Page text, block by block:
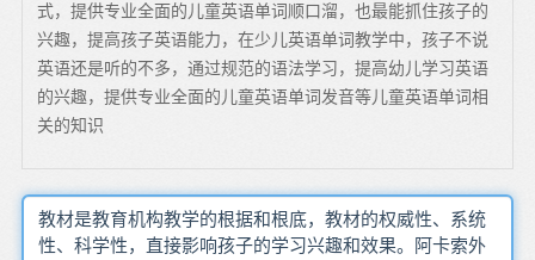
式，提供专业全面的儿童英语单词顺口溜，也最能抓住孩子的
兴趣，提高孩子英语能力，在少儿英语单词教学中，孩子不说
英语还是听的不多，通过规范的语法学习，提高幼儿学习英语
的兴趣，提供专业全面的儿童英语单词发音等儿童英语单词相
关的知识
教材是教育机构教学的根据和根底，教材的权威性、系统
性、科学性，直接影响孩子的学习兴趣和效果。阿卡索外